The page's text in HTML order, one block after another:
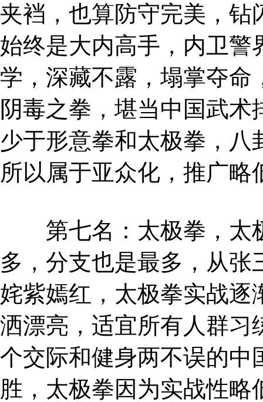
夹裆，也算防守完美，钻
始终是大内高手，内卫警
学，深藏不露，塌掌夺命
阴毒之拳，堪当中国武
少于形意拳和太极拳，
所以属于亚众化，推广
第七名：太极拳，太
多，分支也是最多，从
姹紫嫣红，太极拳实战逐
洒漂亮，适宜所有人群习
个交际和健身两不误的中
胜，太极拳因为实战性